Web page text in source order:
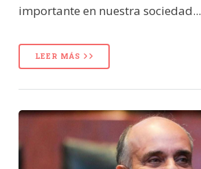
importante en nuestra sociedad...
LEER MÁS